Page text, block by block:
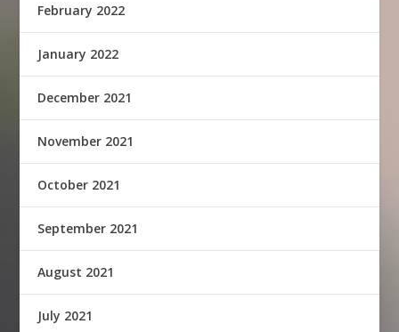
February 2022
January 2022
December 2021
November 2021
October 2021
September 2021
August 2021
July 2021